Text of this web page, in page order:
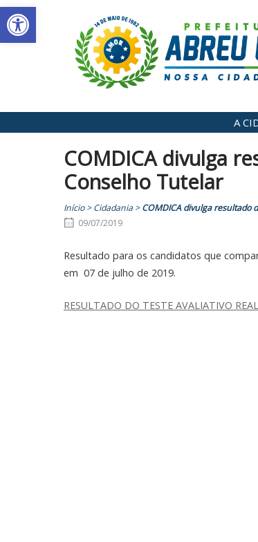
Abrir a barra de ferramentas
Skip
to
content
A
COMDICA divulga
Conselho Tutelar
Início>Cidadania >COMDICA divulga resultado
09/07/2019
Resultado para os candidatos que
em 07 de julho de 2019.
RESULTADO DO TESTE AVALIATIVO